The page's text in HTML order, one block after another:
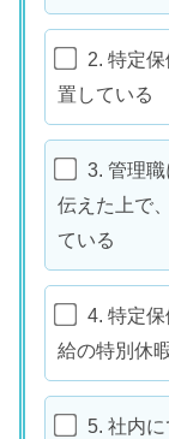
2. 特定
置している
3. 管理
伝えた上で
ている
4. 特定
給の特別休
5. 社内